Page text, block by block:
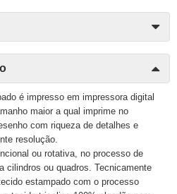
é impresso em impressora digital
maior a qual imprime no
com riqueza de detalhes e
resolução.
ou rotativa, no processo de
cilindros ou quadros. Tecnicamente
estampado com o processo